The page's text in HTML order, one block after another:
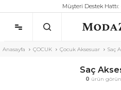
Müşteri Destek Hattı:
Anasayfa ÇOCUK Çocuk Aksesuar Saç
Saç
0 ürün